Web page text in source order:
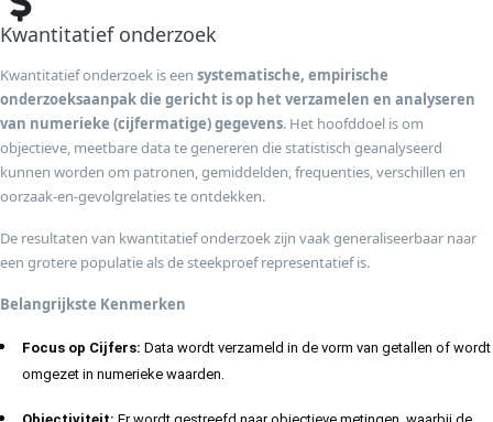
Kwantitatief onderzoek
Kwantitatief onderzoek is een systematische, empirische
onderzoeksaanpak die gericht is op het verzamelen en analyseren
van numerieke (cijfermatige) gegevens. Het hoofddoel is om
objectieve, meetbare data te genereren die statistisch geanalyseerd
kunnen worden om patronen, gemiddelden, frequenties, verschillen en
oorzaak-en-gevolgrelaties te ontdekken.
De resultaten van kwantitatief onderzoek zijn vaak generaliseerbaar naar
een grotere populatie als de steekproef representatief is.
Belangrijkste Kenmerken
Focus op Cijfers: Data wordt verzameld in de vorm van getallen of wordt
omgezet in numerieke waarden.